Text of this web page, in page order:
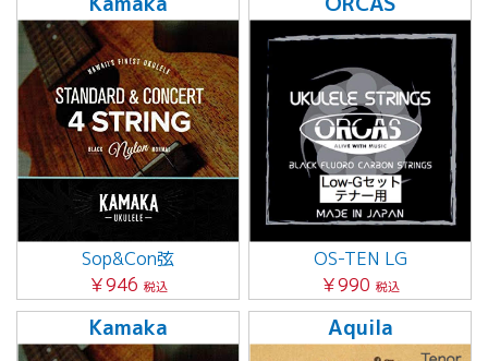
Sop&Con弦
￥946 税込
OS-TEN LG
￥990 税込
Kamaka Aquila